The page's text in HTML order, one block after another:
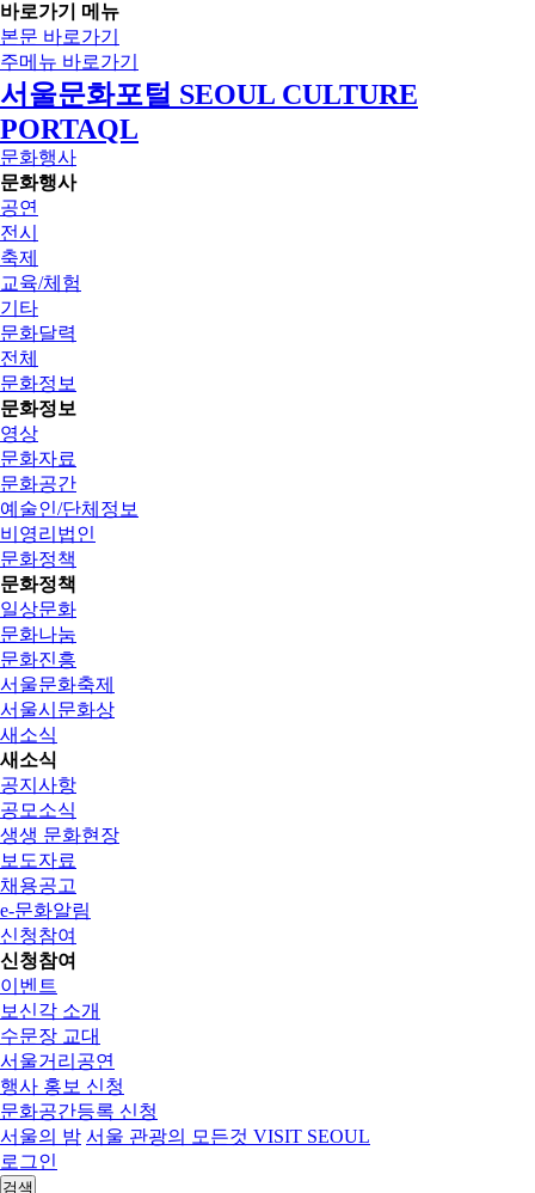
바로가기 메뉴
본문 바로가기
주메뉴 바로가기
서울문화포털 SEOUL CULTURE
PORTAQL
문화행사
문화행사
공연
전시
축제
교육/체험
기타
문화달력
전체
문화정보
문화정보
영상
문화자료
문화공간
예술인/단체정보
비영리법인
문화정책
문화정책
일상문화
문화나눔
문화진흥
서울문화축제
서울시문화상
새소식
새소식
공지사항
공모소식
생생 문화현장
보도자료
채용공고
e-문화알림
신청참여
신청참여
이벤트
보신각 소개
수문장 교대
서울거리공연
행사 홍보 신청
문화공간등록 신청
서울의 밤 서울 관광의 모든것 VISIT SEOUL
로그인
검색